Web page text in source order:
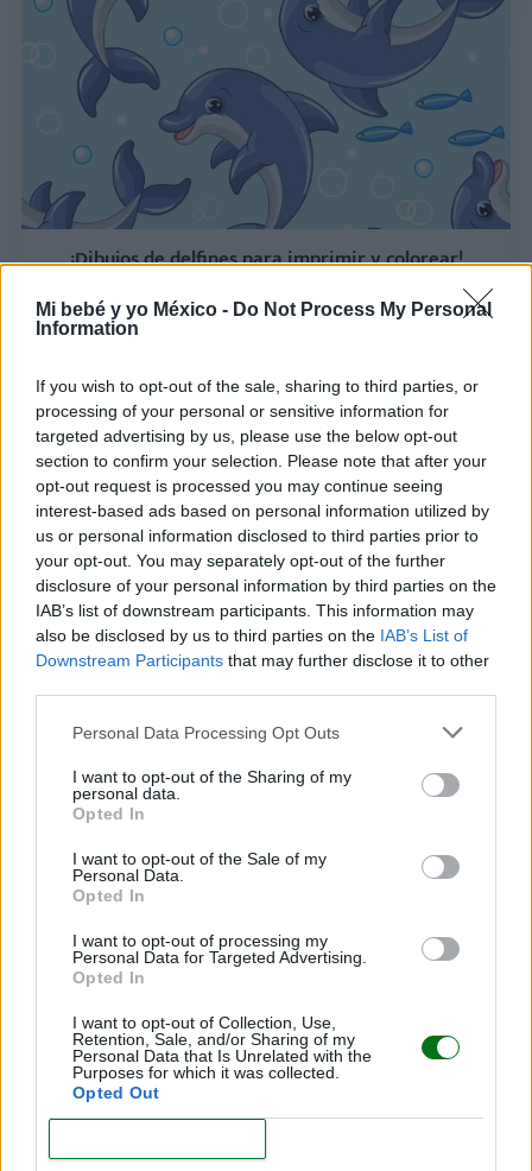
Mi bebé y yo México - Do Not Process My Personal
Information
If you wish to opt-out of the sale, sharing to third parties, or
processing of your personal or sensitive information for
targeted advertising by us, please use the below opt-out
section to confirm your selection. Please note that after your
opt-out request is processed you may continue seeing
interest-based ads based on personal information utilized by
us or personal information disclosed to third parties prior to
your opt-out. You may separately opt-out of the further
disclosure of your personal information by third parties on the
IAB’s list of downstream participants. This information may
also be disclosed by us to third parties on the IAB’s List of
Downstream Participants that may further disclose it to other
Personal Data Processing Opt Outs
I want to opt-out of the Sharing of my
personal data.
Opted In
I want to opt-out of the Sale of my
Personal Data.
Opted In
I want to opt-out of processing my
Personal Data for Targeted Advertising.
Opted In
I want to opt-out of Collection, Use,
Retention, Sale, and/or Sharing of my
Personal Data that Is Unrelated with the
Purposes for which it was collected.
Opted Out
¡Dibujos de delfines para imprimir y colorear!
LEER
Dibujos de elefantes: ¡imprime y colorea!
LEER
Dibujos de fútbol para colorear